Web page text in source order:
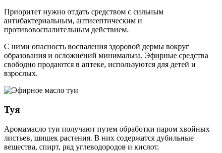
Приоритет нужно отдать средством с сильным
антибактериальным, антисептическим и
противовоспалительным действием.
С ними опасность воспаления здоровой дермы вокруг
образования и осложнений минимальна. Эфирные средства
свободно продаются в аптеке, используются для детей и
взрослых.
Туя
Аромамасло туи получают путем обработки паром хвойных
листьев, шишек растения. В них содержатся дубильные
вещества, спирт, ряд углеводородов и кислот.